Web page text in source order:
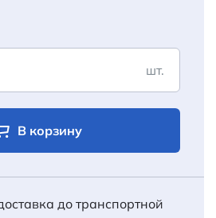
шт.
В корзину
до транспортной